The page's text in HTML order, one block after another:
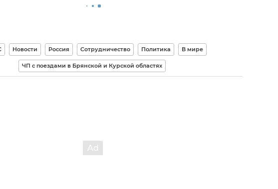
Новости Россия Сотрудничество Политика В мире
ЧП с поездами в Брянской и Курской областях